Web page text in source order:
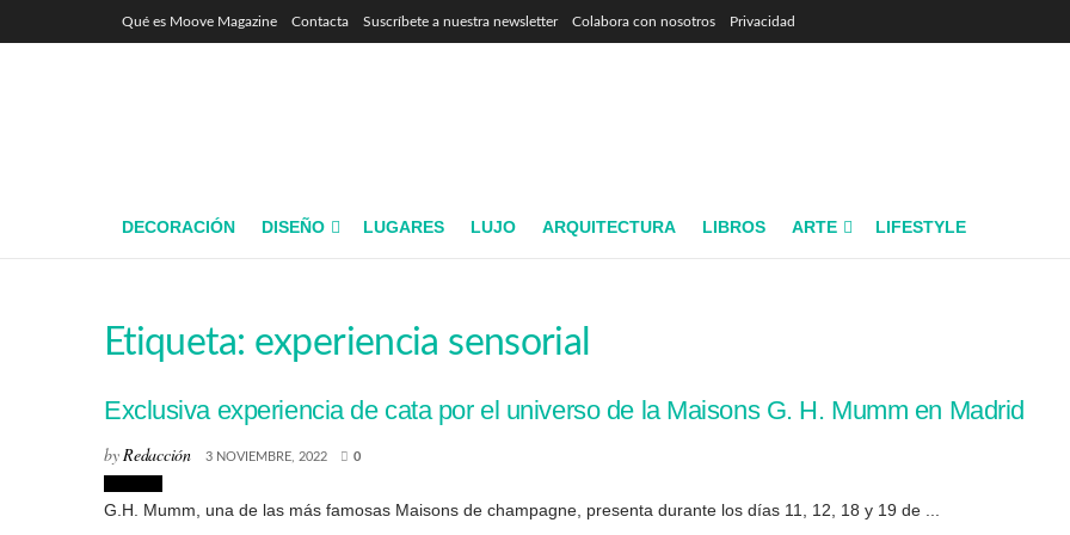
Qué es Moove Magazine Contacta Suscríbete a nuestra newsletter Colabora con nosotros Privacidad
DECORACIÓN DISEÑO LUGARES LUJO ARQUITECTURA LIBROS ARTE LIFESTYLE
Etiqueta: experiencia sensorial
Exclusiva experiencia de cata por el universo de la Maisons G. H. Mumm en Madrid
byRedacción 3 NOVIEMBRE, 2022 0
G.H. Mumm, una de las más famosas Maisons de champagne, presenta durante los días 11, 12, 18 y 19 de ...